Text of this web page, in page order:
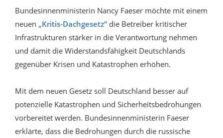
Bundesinnenministerin Nancy Faeser möchte mit einem
neuen „Kritis-Dachgesetz“ die Betreiber kritischer
Infrastrukturen stärker in die Verantwortung nehmen
und damit die Widerstandsfähigkeit Deutschlands
gegenüber Krisen und Katastrophen erhöhen.
Mit dem neuen Gesetz soll Deutschland besser auf
potenzielle Katastrophen und Sicherheitsbedrohungen
vorbereitet werden. Bundesinnenministerin Faeser
erklärte, dass die Bedrohungen durch die russische